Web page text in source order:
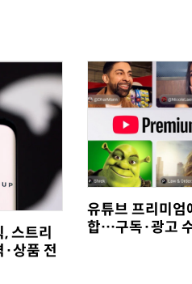
스트리
상품 전
유튜브 프리미엄
합…구독·광고